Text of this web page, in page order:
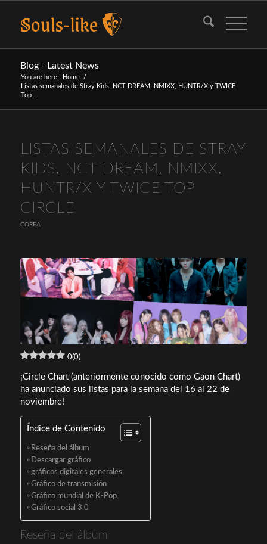
Blog - Latest News
You are here: Home
/
Listas semanales de Stray Kids, NCT DREAM, NMIXX, HUNTR/X y TWICE
Top ...
LISTAS SEMANALES DE STRAY
KIDS, NCT DREAM, NMIXX,
HUNTR/X Y TWICE TOP
CIRCLE
COREA
0(0)
¡Circle Chart (anteriormente conocido como Gaon Chart)
ha anunciado sus listas para la semana del 16 al 22 de
noviembre!
Índice de Contenido
Reseña del álbum
Descargar gráfico
gráficos digitales generales
Gráfico de transmisión
Gráfico mundial de K-Pop
Gráfico social 3.0
Reseña del álbum